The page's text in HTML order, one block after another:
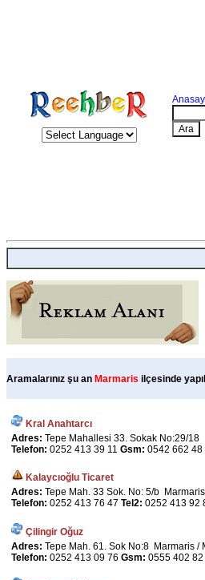
Aramalarınız şu an Marmaris ilçesinde
Kral Anahtarcı
Adres: Tepe Mahallesi 33. Sokak No:29/18
Telefon: 0252 413 39 11 Gsm: 0542 662 48
Kalaycıoğlu Ticaret
Adres: Tepe Mah. 33 Sok. No: 5/b
Telefon: 0252 413 76 47 Tel2: 0252 413 92
Çilingir Oğuz
Adres: Tepe Mah. 61. Sok No:8 Marmaris /
Telefon: 0252 413 09 76 Gsm: 0555 402